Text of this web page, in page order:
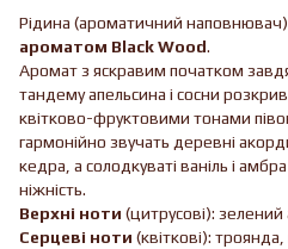
Рідина (ароматичний
ароматом Black Wood.
Аромат з яскравим початком
тандему апельсина і сосни
квітково-фруктовими тонами
гармонійно звучать деревні
кедра, а солодкуваті ваніль і
ніжність.
Верхні ноти (цитрусові):
Серцеві ноти (квіткові): троянда,